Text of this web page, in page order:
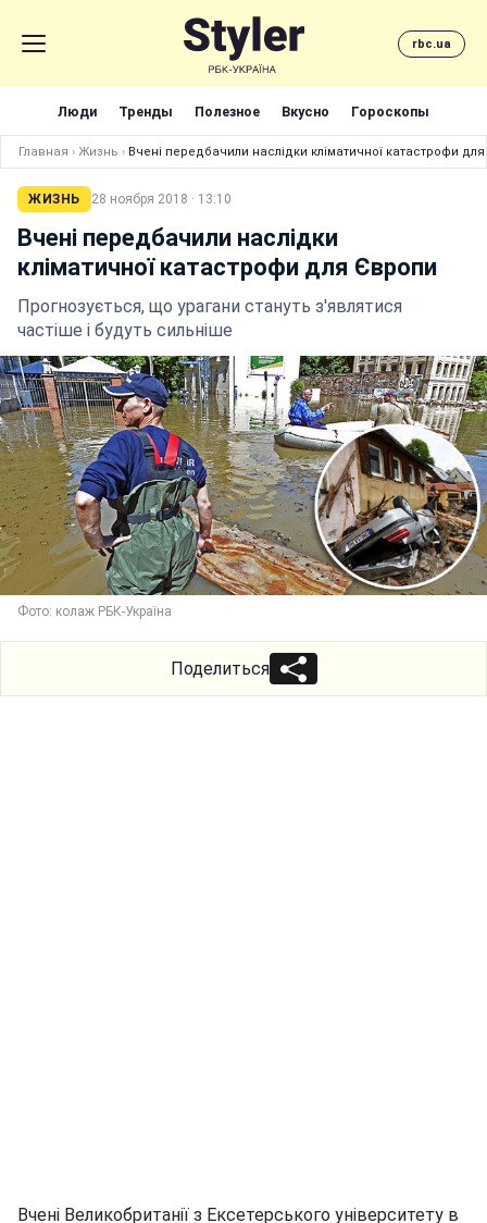
rbc.ua
Люди Тренды Полезное Вкусно Гороскопы
Главная › Жизнь › Вчені передбачили наслідки кліматичної катастрофи
ЖИЗНЬ 28 ноября 2018 · 13:10
Вчені передбачили наслідки
кліматичної катастрофи для Європи
Прогнозується, що урагани стануть з'являтися
частіше і будуть сильніше
Фото: колаж РБК-Україна
Поделиться
Вчені Великобританії з Ексетерського університету в